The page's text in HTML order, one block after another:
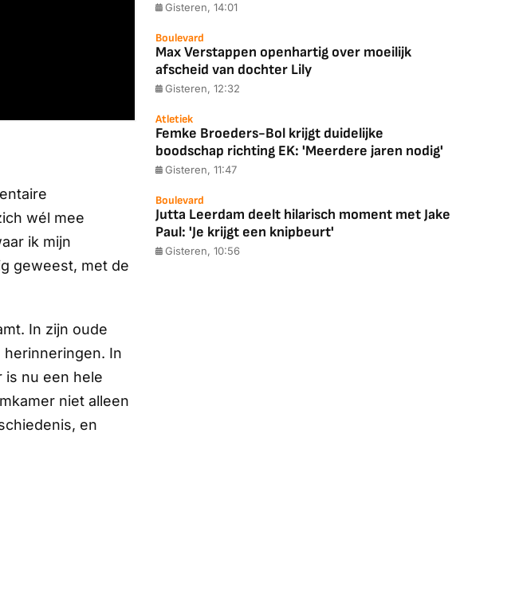
wél mee
ik mijn
geweest, met de
In zijn oude
In
is nu een hele
niet alleen
en
Gisteren, 14:01
Boulevard
Max Verstappen openhartig over moeilijk
afscheid van dochter Lily
Gisteren, 12:32
Atletiek
Femke Broeders-Bol krijgt duidelijke
boodschap richting EK: 'Meerdere jaren nodig'
Gisteren, 11:47
Boulevard
Jutta Leerdam deelt hilarisch moment met Jake
Paul: 'Je krijgt een knipbeurt'
Gisteren, 10:56